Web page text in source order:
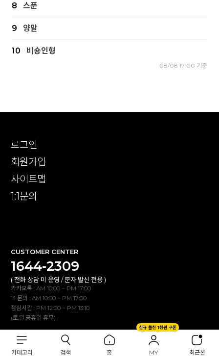
카테고리 검색 홈
신규 플친 1천원 쿠폰
MY 최근본
8 스푼
9 양말
10 비숑인형
08/08 17:00 기준
로그인
회원가입
사이트맵
1:1문의
CUSTOMER CENTER
1644-2309
( 전화 상담 미 운영 / 문자 발신 전용 )
카카오톡 : AM 10:00 ~ PM 17:00
1:1 문의 : AM 10:00 ~ PM 17:00
점심시간 : PM 12:00 ~ PM 13:10
(토,일,공휴일 휴무)
BANK INFO